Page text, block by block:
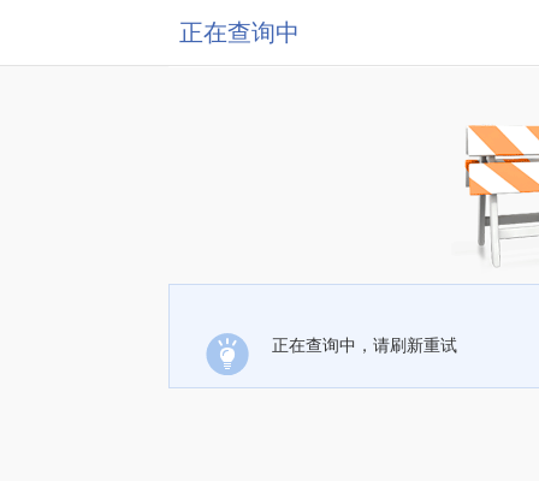
正在查询中
正在查询中，请刷新重试